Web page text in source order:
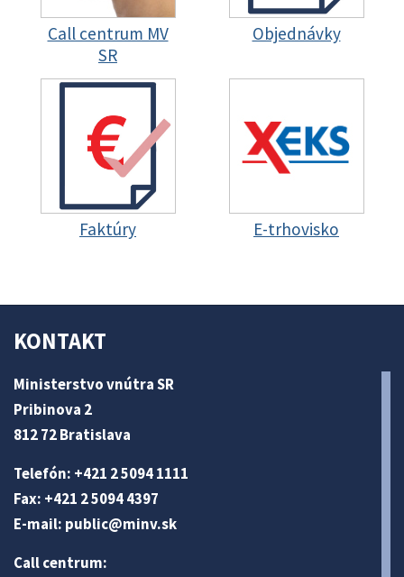
Call centrum MV
SR
Objednávky
Faktúry E-trhovisko
KONTAKT
Ministerstvo vnútra SR
Pribinova 2
812 72 Bratislava
Telefón: +421 2 5094 1111
Fax: +421 2 5094 4397
E-mail: public@minv.sk
Call centrum: